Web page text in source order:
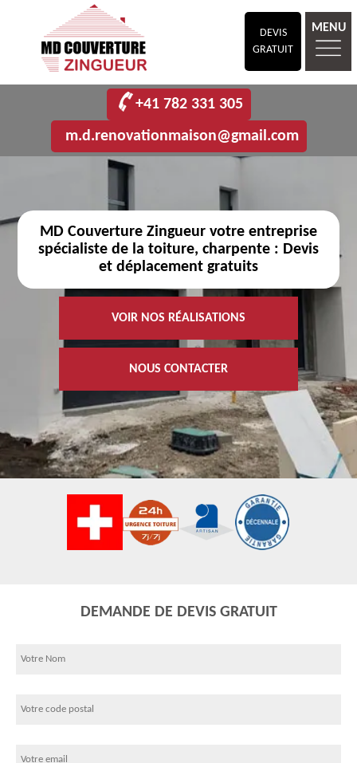
DEVIS
GRATUIT
MENU
+41 782 331 305
m.d.renovationmaison@gmail.com
MD Couverture Zingueur votre entreprise
spécialiste de la toiture, charpente : Devis
et déplacement gratuits
VOIR NOS RÉALISATIONS
NOUS CONTACTER
DEMANDE DE DEVIS GRATUIT